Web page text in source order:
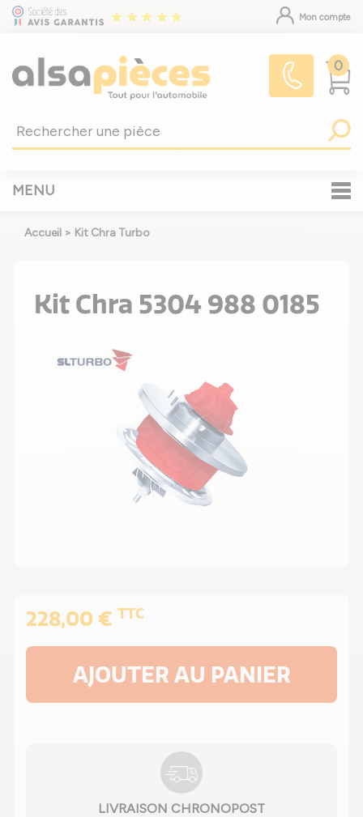
Mon compte
0
MENU
Accueil > Kit Chra Turbo
Kit Chra 5304 988 0185
228,00 € TTC
AJOUTER AU PANIER
LIVRAISON CHRONOPOST